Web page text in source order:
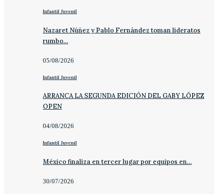
Infantil Juvenil
Nazaret Núñez y Pablo Fernández toman lideratos
rumbo…
05/08/2026
Infantil Juvenil
ARRANCA LA SEGUNDA EDICIÓN DEL GABY LÓPEZ
OPEN
04/08/2026
Infantil Juvenil
México finaliza en tercer lugar por equipos en…
30/07/2026